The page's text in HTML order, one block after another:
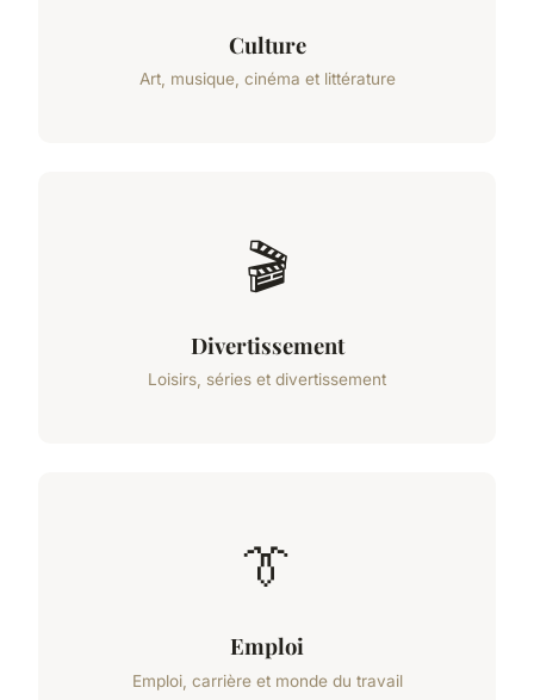
Culture
Art, musique, cinéma et littérature
🎬
Divertissement
Loisirs, séries et divertissement
👔
Emploi
Emploi, carrière et monde du travail